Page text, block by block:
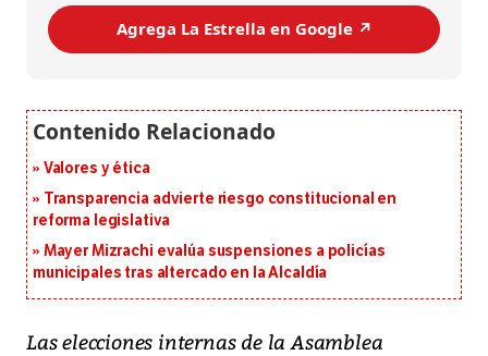
Agrega La Estrella en Google ↗️
Valores y ética
Transparencia advierte riesgo constitucional en
reforma legislativa
Mayer Mizrachi evalúa suspensiones a policías
municipales tras altercado en la Alcaldía
Las elecciones internas de la Asamblea